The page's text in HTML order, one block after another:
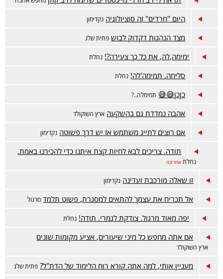
היום "חרדים" זה סוציולוגיה נקדימון
מצד הנהגות דקדוק לבוש פתית שלג
ימימה,לה, את כל כך צעירה?! נחלת
סליחה. תמימה'לה! נחלת
כןכן😅😅 תמימלה..?
אהבה נמדדת גם בהשקעה ארץ השוקולד
אם רוצים לתייג משתמש אז יש דרך פשוטה נקדימון
תודה. צריכים לבא לחיות קצת איתנו כדי להכירנו באמת.
נחלת אחרונה
זו שאלה מורכבת ועדינה נקדימון
אל תכריח את עצמך להתאים למסגרת, פשוט תלמד מרגול
יפה מאוד מרגול. צודקת לגמרי. תודה! נחלת
אם אתה מחפש כל מיני שיעורים, אציע מקומות שונים
ארץ השוקולד
מעניין אותי, למה אתה קורא רוח הלימוד של הדת"ל? פתית שלג